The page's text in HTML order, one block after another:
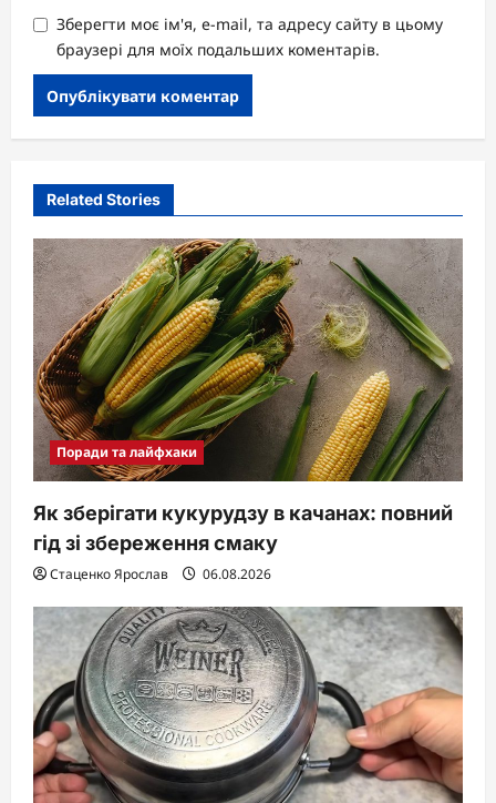
Зберегти моє ім'я, e-mail, та адресу сайту в цьому
браузері для моїх подальших коментарів.
Related Stories
Поради та лайфхаки
Як зберігати кукурудзу в качанах: повний
гід зі збереження смаку
Стаценко Ярослав 06.08.2026